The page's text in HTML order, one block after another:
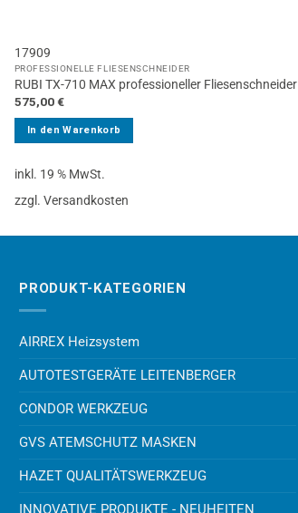
17909
PROFESSIONELLE FLIESENSCHNEIDER
RUBI TX-710 MAX professioneller Fliesenschneider
575,00€
In den Warenkorb
inkl. 19 % MwSt.
zzgl. Versandkosten
PRODUKT-KATEGORIEN
AIRREX Heizsystem
AUTOTESTGERÄTE LEITENBERGER
CONDOR WERKZEUG
GVS ATEMSCHUTZ MASKEN
HAZET QUALITÄTSWERKZEUG
INNOVATIVE PRODUKTE - NEUHEITEN